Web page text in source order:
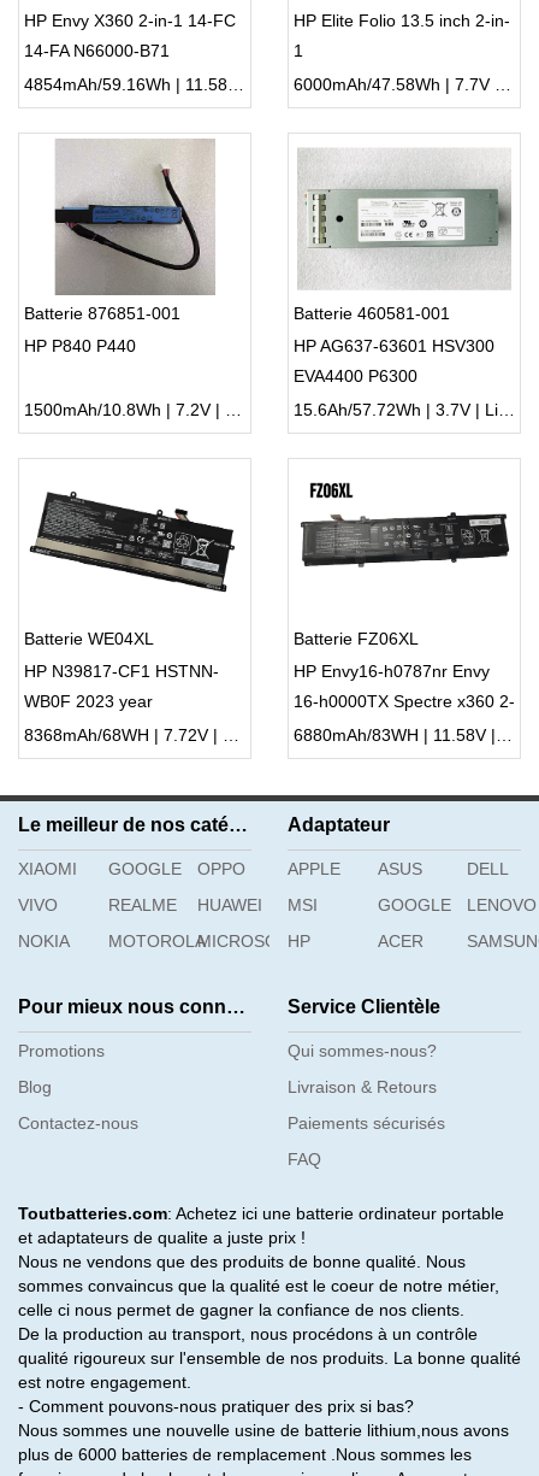
HP Envy X360 2-in-1 14-FC
14-FA N66000-B71
4854mAh/59.16Wh | 11.58V | Li-ion ...
HP Elite Folio 13.5 inch 2-in-
1
6000mAh/47.58Wh | 7.7V | Li-ion ...
Batterie 876851-001
HP P840 P440
1500mAh/10.8Wh | 7.2V | Li-ion ...
Batterie 460581-001
HP AG637-63601 HSV300
EVA4400 P6300
15.6Ah/57.72Wh | 3.7V | Li-ion ...
Batterie WE04XL
HP N39817-CF1 HSTNN-
WB0F 2023 year
8368mAh/68WH | 7.72V | Li-ion ...
Batterie FZ06XL
HP Envy16-h0787nr Envy
16-h0000TX Spectre x360 2-
in-1
6880mAh/83WH | 11.58V | Li-ion ...
Le meilleur de nos catégories
XIAOMI GOOGLE
OPPO
VIVO
REALME
HUAWEI
NOKIA
MOTOROLAMICROSOFT
Adaptateur
APPLE ASUS
DELL
MSI
GOOGLE
LENOVO
HP
ACER
Pour mieux nous connaître
Promotions
Blog
Contactez-nous
Service Clientèle
Qui sommes-nous?
Livraison & Retours
Paiements sécurisés
FAQ
Toutbatteries.com: Achetez ici une batterie ordinateur portable
et adaptateurs de qualite a juste prix !
Nous ne vendons que des produits de bonne qualité. Nous
sommes convaincus que la qualité est le coeur de notre métier,
celle ci nous permet de gagner la confiance de nos clients.
De la production au transport, nous procédons à un contrôle
qualité rigoureux sur l'ensemble de nos produits. La bonne qualité
est notre engagement.
- Comment pouvons-nous pratiquer des prix si bas?
Nous sommes une nouvelle usine de batterie lithium,nous avons
plus de 6000 batteries de remplacement .Nous sommes les